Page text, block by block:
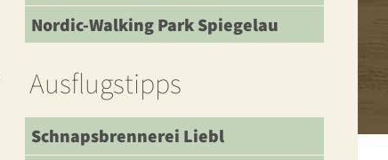
Nordic-Walking Park Spiegelau
Ausflugstipps
Schnapsbrennerei Liebl